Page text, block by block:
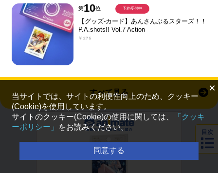
第10位
【グッズ-カード】あんさんぶるスターズ！！
P.A.shots!! Vol.7 Action
￥275
予約受付中
すべて見る
目次
×
当サイトでは、サイトの利便性向上のため、クッキー
(Cookie)を使用しています。
サイトのクッキー(Cookie)の使用に関しては、
「クッキ
ーポリシー」
をお読みください。
同意する